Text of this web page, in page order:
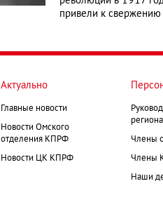
привели к свержению
Актуально
Главные новости
Новости Омского
отделения КПРФ
Новости ЦК КПРФ
Члены
Члены
Наши